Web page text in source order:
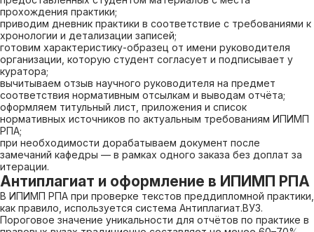
прохождения практики;
приводим дневник практики в соответствие с требованиями к
хронологии и детализации записей;
готовим характеристику-образец от имени руководителя
организации, которую студент согласует и подписывает у
куратора;
вычитываем отзыв научного руководителя на предмет
соответствия нормативным отсылкам и выводам отчёта;
оформляем титульный лист, приложения и список
нормативных источников по актуальным требованиям ИПИМП
РПА;
при необходимости дорабатываем документ после
замечаний кафедры — в рамках одного заказа без доплат за
итерации.
Антиплагиат и оформление в ИПИМП РПА
В ИПИМП РПА при проверке текстов преддипломной практики,
как правило, используется система Антиплагиат.ВУЗ.
Пороговое значение уникальности для отчётов по практике в